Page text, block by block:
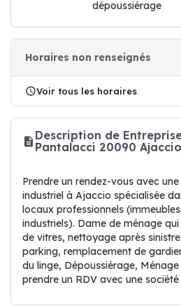
dépoussiérage
Horaires non renseignés
Voir tous les horaires
Description de
Pantalacci 20090 Ajaccio
Prendre un rendez-vous avec
industriel à Ajaccio spécialisée
locaux professionnels
industriels). Dame de ménage
de vitres, nettoyage après
parking, remplacement de
du linge, Dépoussiérage,
prendre un RDV avec une